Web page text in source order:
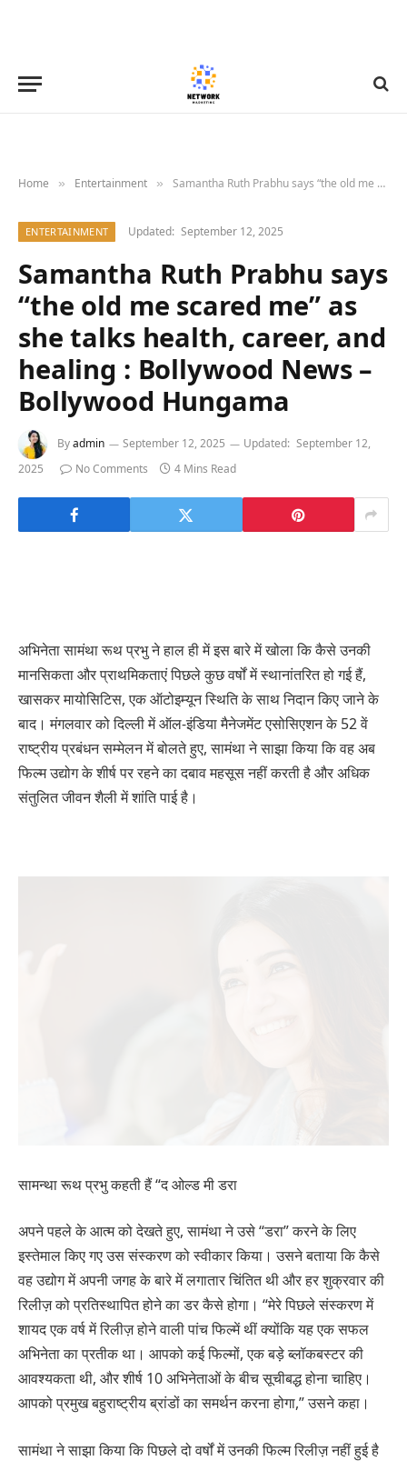
Home » Entertainment » Samantha Ruth Prabhu says “the old me scared me” as she talks health, career, and healing : Bollywood News – Bollywood Hungama
ENTERTAINMENT Updated: September 12, 2025
Samantha Ruth Prabhu says
“the old me scared me” as
she talks health, career, and
healing : Bollywood News –
Bollywood Hungama
Byadmin September 12, 2025 Updated: September 12,
2025
No Comments 4 Mins Read
अभिनेता सामंथा रूथ प्रभु ने हाल ही में इस बारे में खोला कि कैसे उनकी
मानसिकता और प्राथमिकताएं पिछले कुछ वर्षों में स्थानांतरित हो गई हैं,
खासकर मायोसिटिस, एक ऑटोइम्यून स्थिति के साथ निदान किए जाने के
बाद। मंगलवार को दिल्ली में ऑल-इंडिया मैनेजमेंट एसोसिएशन के 52 वें
राष्ट्रीय प्रबंधन सम्मेलन में बोलते हुए, सामंथा ने साझा किया कि वह अब
फिल्म उद्योग के शीर्ष पर रहने का दबाव महसूस नहीं करती है और अधिक
संतुलित जीवन शैली में शांति पाई है।
सामन्था रूथ प्रभु कहती हैं “द ओल्ड मी डरा
अपने पहले के आत्म को देखते हुए, सामंथा ने उसे “डरा” करने के लिए
इस्तेमाल किए गए उस संस्करण को स्वीकार किया। उसने बताया कि कैसे
वह उद्योग में अपनी जगह के बारे में लगातार चिंतित थी और हर शुक्रवार की
रिलीज़ को प्रतिस्थापित होने का डर कैसे होगा। “मेरे पिछले संस्करण में
शायद एक वर्ष में रिलीज़ होने वाली पांच फिल्में थीं क्योंकि यह एक सफल
अभिनेता का प्रतीक था। आपको कई फिल्मों, एक बड़े ब्लॉकबस्टर की
आवश्यकता थी, और शीर्ष 10 अभिनेताओं के बीच सूचीबद्ध होना चाहिए।
आपको प्रमुख बहुराष्ट्रीय ब्रांडों का समर्थन करना होगा,” उसने कहा।
सामंथा ने साझा किया कि पिछले दो वर्षों में उनकी फिल्म रिलीज़ नहीं हुई है